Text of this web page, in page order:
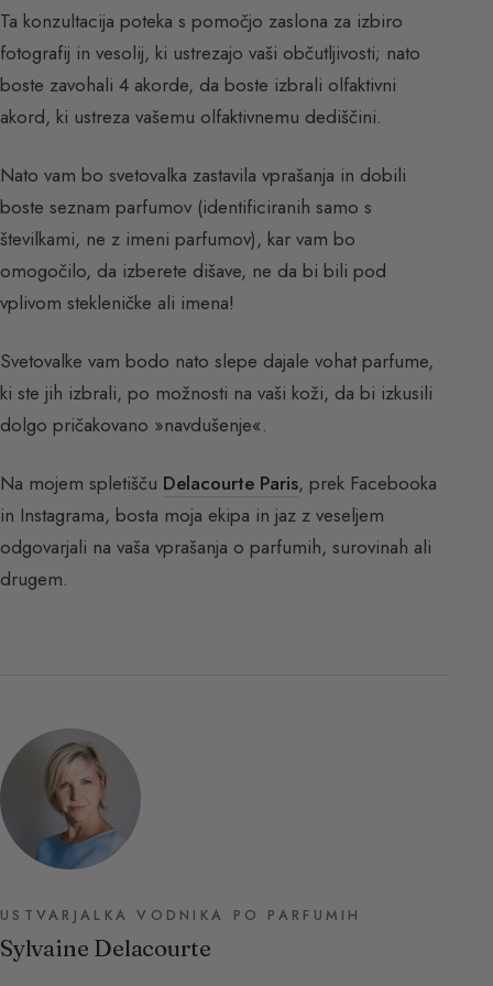
Ta konzultacija poteka s pomočjo zaslona za izbiro
fotografij in vesolij, ki ustrezajo vaši občutljivosti; nato
boste zavohali 4 akorde, da boste izbrali olfaktivni
akord, ki ustreza vašemu olfaktivnemu dediščini.
Nato vam bo svetovalka zastavila vprašanja in dobili
boste seznam parfumov (identificiranih samo s
številkami, ne z imeni parfumov), kar vam bo
omogočilo, da izberete dišave, ne da bi bili pod
vplivom stekleničke ali imena!
Svetovalke vam bodo nato slepe dajale vohat parfume,
ki ste jih izbrali, po možnosti na vaši koži, da bi izkusili
dolgo pričakovano »navdušenje«.
Na mojem spletišču Delacourte Paris, prek Facebooka
in Instagrama, bosta moja ekipa in jaz z veseljem
odgovarjali na vaša vprašanja o parfumih, surovinah ali
drugem.
USTVARJALKA VODNIKA PO PARFUMIH
Sylvaine Delacourte